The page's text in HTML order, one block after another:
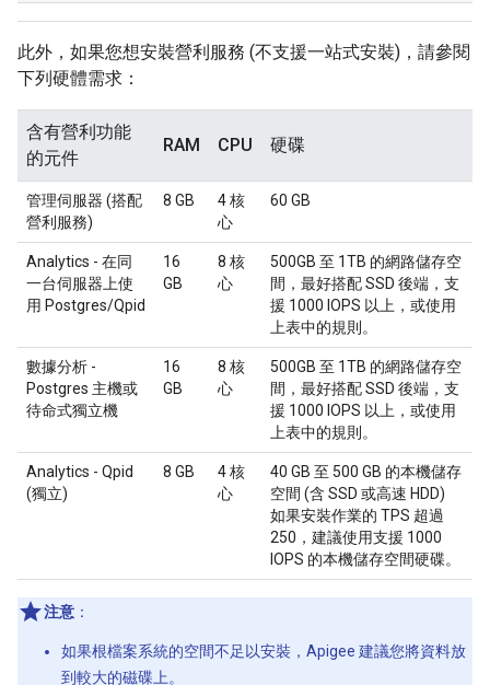
此外，如果您想安裝營利服務 (不支援一站式安裝)，請參閱
下列硬體需求：
含有營利功能
的元件
RAM CPU 硬碟
管理伺服器 (搭配
營利服務)
8 GB
4 核
心
60 GB
Analytics - 在同
一台伺服器上使
用 Postgres/Qpid
16
GB
8 核
心
500GB 至 1TB 的網路儲存空
間，最好搭配 SSD 後端，支
援 1000 IOPS 以上，或使用
上表中的規則。
數據分析 -
Postgres 主機或
待命式獨立機
16
GB
8 核
心
500GB 至 1TB 的網路儲存空
間，最好搭配 SSD 後端，支
援 1000 IOPS 以上，或使用
上表中的規則。
Analytics - Qpid
(獨立)
8 GB
4 核
心
40 GB 至 500 GB 的本機儲存
空間 (含 SSD 或高速 HDD)
如果安裝作業的 TPS 超過
250，建議使用支援 1000
IOPS 的本機儲存空間硬碟。
注意 ：
如果根檔案系統的空間不足以安裝，Apigee 建議您將資料放
到較大的磁碟上。